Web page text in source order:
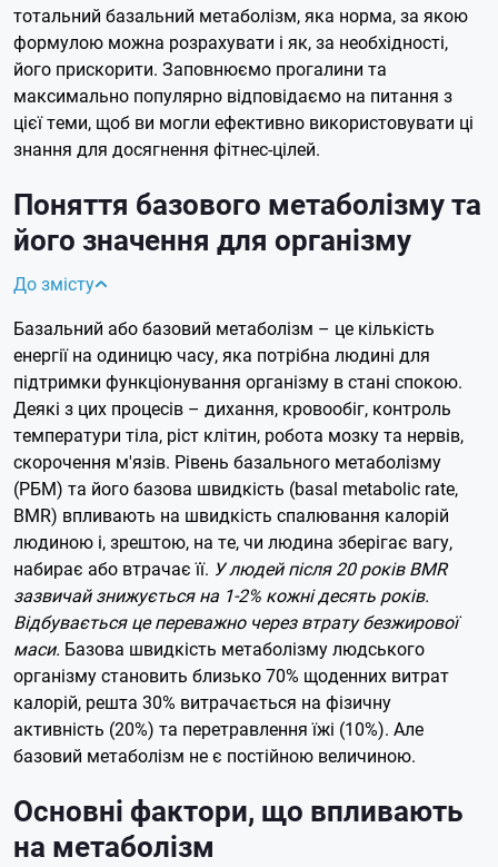
тотальний базальний метаболізм, яка норма, за якою
формулою можна розрахувати і як, за необхідності,
його прискорити. Заповнюємо прогалини та
максимально популярно відповідаємо на питання з
цієї теми, щоб ви могли ефективно використовувати ці
знання для досягнення фітнес-цілей.
Поняття базового метаболізму та
його значення для організму
До змісту
Базальний або базовий метаболізм – це кількість
енергії на одиницю часу, яка потрібна людині для
підтримки функціонування організму в стані спокою.
Деякі з цих процесів – дихання, кровообіг, контроль
температури тіла, ріст клітин, робота мозку та нервів,
скорочення м'язів. Рівень базального метаболізму
(РБМ) та його базова швидкість (basal metabolic rate,
BMR) впливають на швидкість спалювання калорій
людиною і, зрештою, на те, чи людина зберігає вагу,
набирає або втрачає її. У людей після 20 років BMR
зазвичай знижується на 1-2% кожні десять років.
Відбувається це переважно через втрату безжирової
маси. Базова швидкість метаболізму людського
організму становить близько 70% щоденних витрат
калорій, решта 30% витрачається на фізичну
активність (20%) та перетравлення їжі (10%). Але
базовий метаболізм не є постійною величиною.
Основні фактори, що впливають
на метаболізм